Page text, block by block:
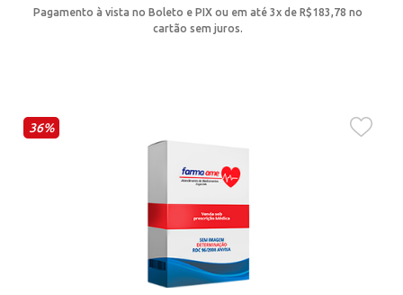
Pagamento à vista no Boleto e PIX ou em até 3x de R$183,78 no
cartão sem juros.
36%